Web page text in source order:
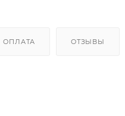
ОПЛАТА ОТЗЫВЫ